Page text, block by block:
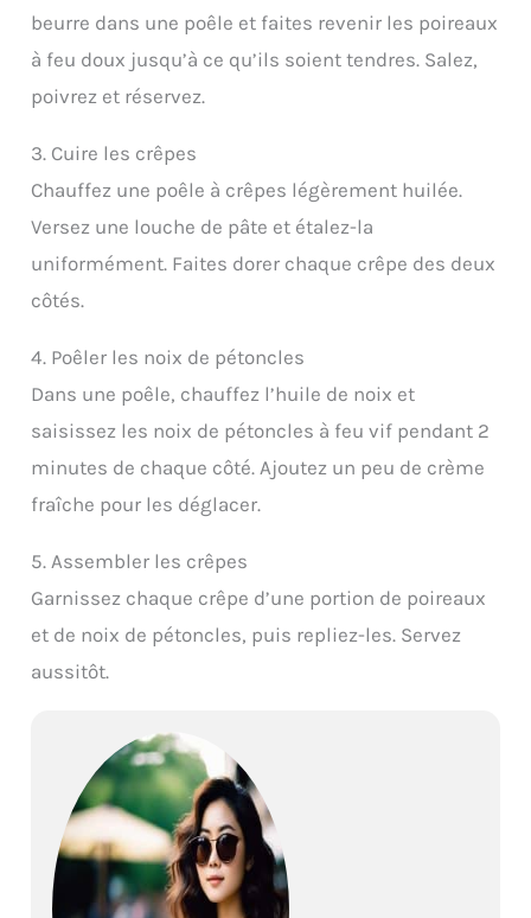
beurre dans une poêle et faites revenir les poireaux
à feu doux jusqu’à ce qu’ils soient tendres. Salez,
poivrez et réservez.
3. Cuire les crêpes
Chauffez une poêle à crêpes légèrement huilée.
Versez une louche de pâte et étalez-la
uniformément. Faites dorer chaque crêpe des deux
côtés.
4. Poêler les noix de pétoncles
Dans une poêle, chauffez l’huile de noix et
saisissez les noix de pétoncles à feu vif pendant 2
minutes de chaque côté. Ajoutez un peu de crème
fraîche pour les déglacer.
5. Assembler les crêpes
Garnissez chaque crêpe d’une portion de poireaux
et de noix de pétoncles, puis repliez-les. Servez
aussitôt.